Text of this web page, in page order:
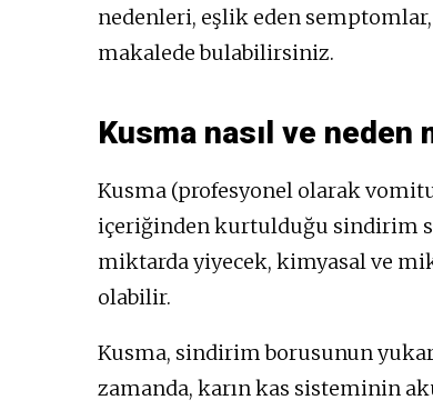
nedenleri, eşlik eden
makalede bulabilirsiniz.
Kusma nasıl ve neden
Kusma (profesyonel olarak
içeriğinden kurtulduğu sindirim
miktarda yiyecek, kimyasal ve
olabilir.
Kusma, sindirim borusunun
zamanda, karın kas sisteminin